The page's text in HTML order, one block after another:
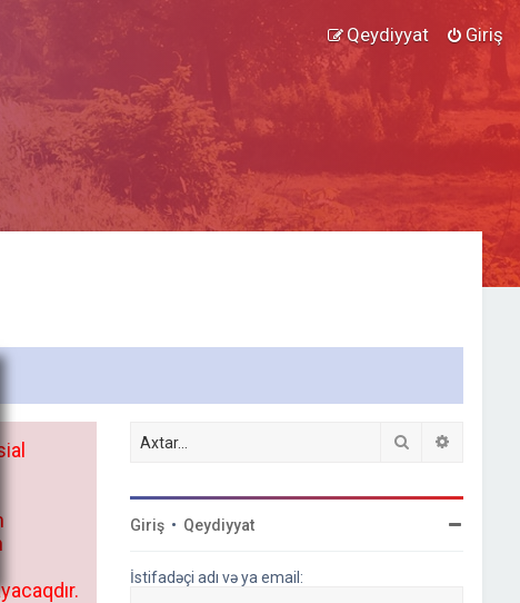
Giriş
Qeydiyyat
Axtar
Giriş • Qeydiyyat
İstifadəçi adı və ya email: